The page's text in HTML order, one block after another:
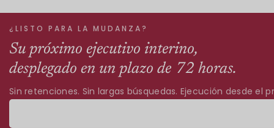
¿LISTO PARA LA MUDANZA?
Su próximo ejecutivo interino,
desplegado en un plazo de 72 horas.
Sin retenciones. Sin largas búsquedas. Ejecución desde el